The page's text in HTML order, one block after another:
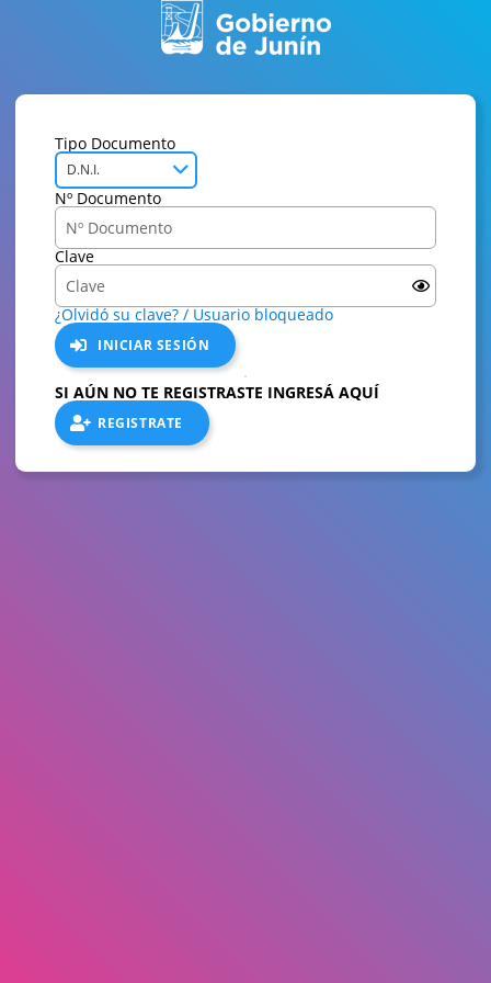
Tipo Documento
D.N.I.
Nº Documento
Clave
¿Olvidó su clave? / Usuario bloqueado
INICIAR SESIÓN
SI AÚN NO TE REGISTRASTE INGRESÁ AQUÍ
REGISTRATE